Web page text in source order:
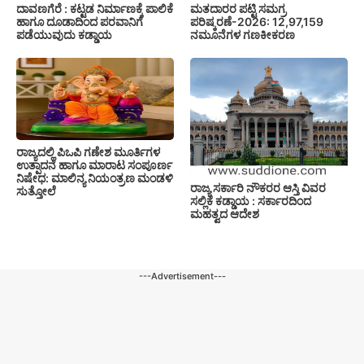
ದಾವಣಗೆರೆ : ಕಟ್ಟಡ ನಿರ್ಮಾಣಕ್ಕೆ ಪಾಲಿಕೆ
ಹಾಗೂ ದೂಡಾದಿಂದ ಪರವಾನಿಗೆ
ಪಡೆಯುವುದು ಕಡ್ಡಾಯ
ಮತದಾರರ ಪಟ್ಟಿ ಸಮಗ್ರ
ಪರಿಷ್ಕರಣೆ-2026: 12,97,159
ನಮೂನೆಗಳ ಗಣಕೀಕರಣ
ರಾಜ್ಯದಲ್ಲಿ ಪಿಒಪಿ ಗಣೇಶ ಮೂರ್ತಿಗಳ
ಉತ್ಪಾದನೆ ಹಾಗೂ ಮಾರಾಟ ಸಂಪೂರ್ಣ
ನಿಷೇಧ: ಮಾಲಿನ್ಯ ನಿಯಂತ್ರಣ ಮಂಡಳಿ
ಸುತ್ತೋಲೆ
ರಾಜ್ಯ ಸರ್ಕಾರಿ ನೌಕರರ ಆಸ್ತಿ ವಿವರ
ಸಲ್ಲಿಕೆ ಕಡ್ಡಾಯ : ಸರ್ಕಾರದಿಂದ
ಮಹತ್ವದ ಆದೇಶ
---Advertisement---